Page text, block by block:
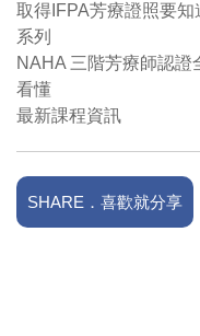
取得IFPA芳療證照要
系列
NAHA 三階芳療師認
看懂
最新課程資訊
SHARE．喜歡就分享